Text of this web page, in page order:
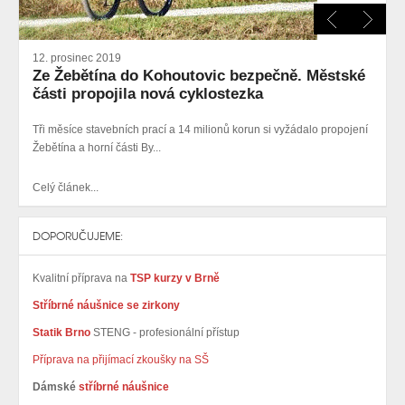
12. prosinec 2019
Ze Žebětína do Kohoutovic bezpečně. Městské
části propojila nová cyklostezka
Tři měsíce stavebních prací a 14 milionů korun si vyžádalo propojení
Žebětína a horní části By...
Celý článek...
DOPORUČUJEME:
Kvalitní příprava na TSP kurzy v Brně
Stříbrné náušnice se zirkony
Statik Brno STENG - profesionální přístup
Příprava na přijímací zkoušky na SŠ
Dámské stříbrné náušnice